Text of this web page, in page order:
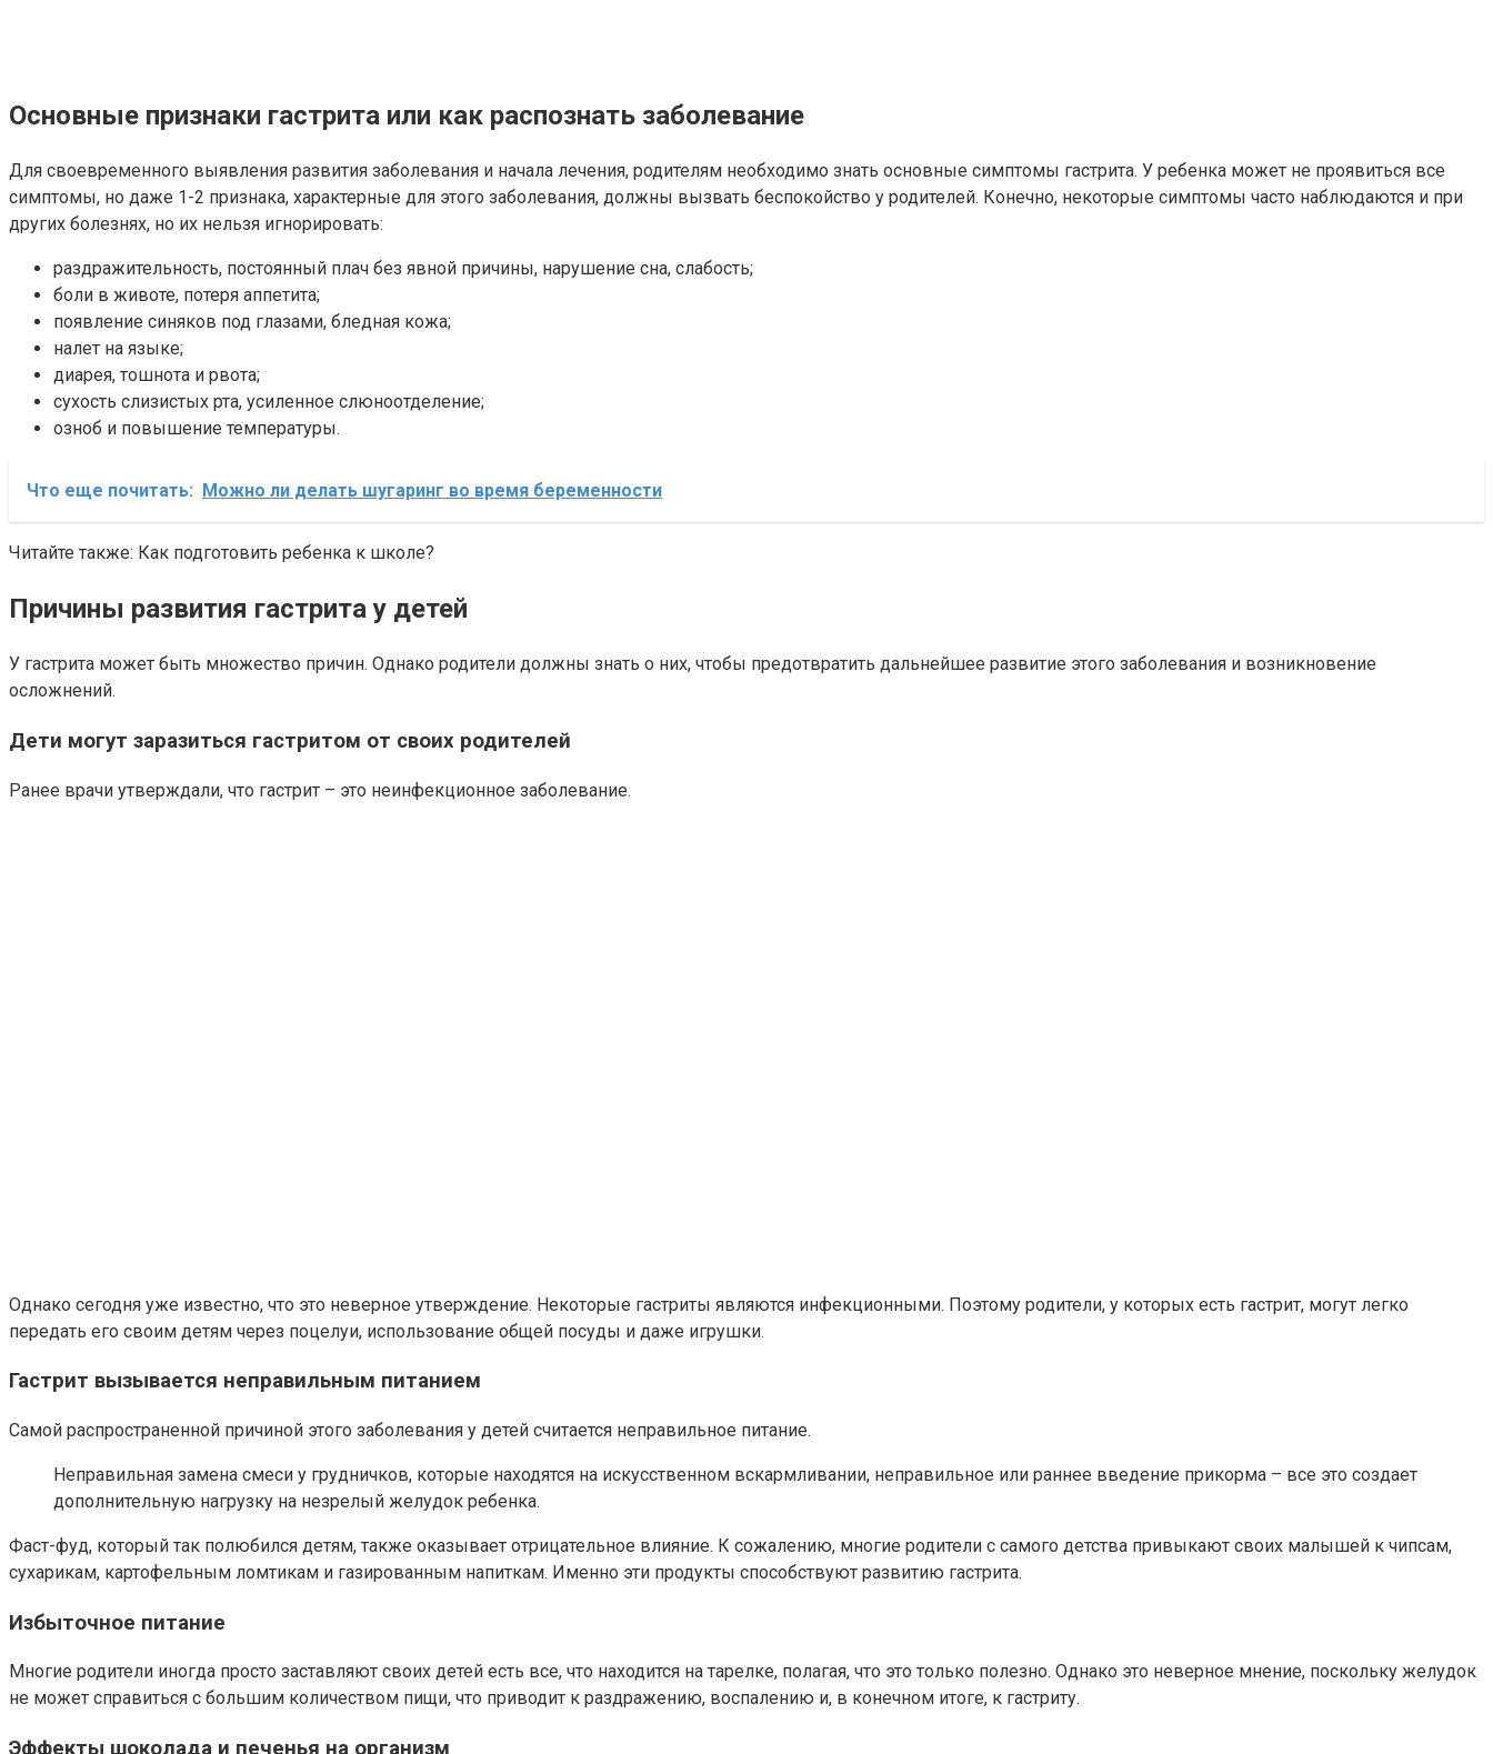
Основные признаки гастрита или как распознать заболевание
Для своевременного выявления развития заболевания и начала лечения, родителям необходимо знать основные симптомы гастрита. У ребенка может не проявиться все
симптомы, но даже 1-2 признака, характерные для этого заболевания, должны вызвать беспокойство у родителей. Конечно, некоторые симптомы часто наблюдаются и при
других болезнях, но их нельзя игнорировать:
раздражительность, постоянный плач без явной причины, нарушение сна, слабость;
боли в животе, потеря аппетита;
появление синяков под глазами, бледная кожа;
налет на языке;
диарея, тошнота и рвота;
сухость слизистых рта, усиленное слюноотделение;
озноб и повышение температуры.
Что еще почитать: Можно ли делать шугаринг во время беременности
Читайте также: Как подготовить ребенка к школе?
Причины развития гастрита у детей
У гастрита может быть множество причин. Однако родители должны знать о них, чтобы предотвратить дальнейшее развитие этого заболевания и возникновение
осложнений.
Дети могут заразиться гастритом от своих родителей
Ранее врачи утверждали, что гастрит – это неинфекционное заболевание.
Однако сегодня уже известно, что это неверное утверждение. Некоторые гастриты являются инфекционными. Поэтому родители, у которых есть гастрит, могут легко
передать его своим детям через поцелуи, использование общей посуды и даже игрушки.
Гастрит вызывается неправильным питанием
Самой распространенной причиной этого заболевания у детей считается неправильное питание.
Неправильная замена смеси у грудничков, которые находятся на искусственном вскармливании, неправильное или раннее введение прикорма – все это создает
дополнительную нагрузку на незрелый желудок ребенка.
Фаст-фуд, который так полюбился детям, также оказывает отрицательное влияние. К сожалению, многие родители с самого детства привыкают своих малышей к чипсам,
сухарикам, картофельным ломтикам и газированным напиткам. Именно эти продукты способствуют развитию гастрита.
Избыточное питание
Многие родители иногда просто заставляют своих детей есть все, что находится на тарелке, полагая, что это только полезно. Однако это неверное мнение, поскольку желудок
не может справиться с большим количеством пищи, что приводит к раздражению, воспалению и, в конечном итоге, к гастриту.
Эффекты шоколада и печенья на организм